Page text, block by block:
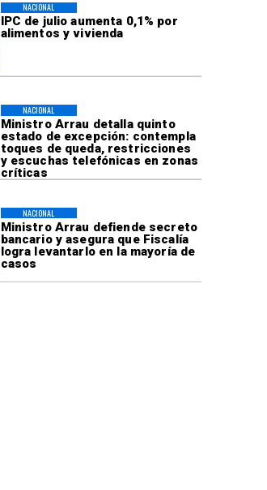
IPC de julio aumenta 0,1% por
alimentos y vivienda
NACIONAL
Ministro Arrau detalla quinto
estado de excepción: contempla
toques de queda, restricciones
y escuchas telefónicas en zonas
críticas
NACIONAL
Ministro Arrau defiende secreto
bancario y asegura que Fiscalía
logra levantarlo en la mayoría de
casos
NACIONAL